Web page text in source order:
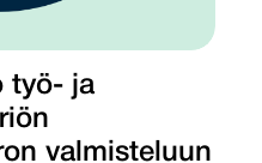
työ- ja
valmisteluun